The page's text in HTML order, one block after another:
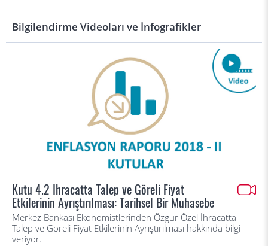
Bilgilendirme Videoları ve İnfografikler
Kutu 4.2 İhracatta Talep ve Göreli Fiyat
Etkilerinin Ayrıştırılması: Tarihsel Bir Muhasebe
Merkez Bankası Ekonomistlerinden Özgür Özel İhracatta
Talep ve Göreli Fiyat Etkilerinin Ayrıştırılması hakkında bilgi
veriyor.